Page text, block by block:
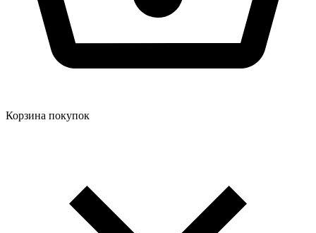
Корзина покупок